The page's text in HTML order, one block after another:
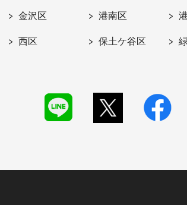
金沢区 港南区
西区 保土ケ谷区